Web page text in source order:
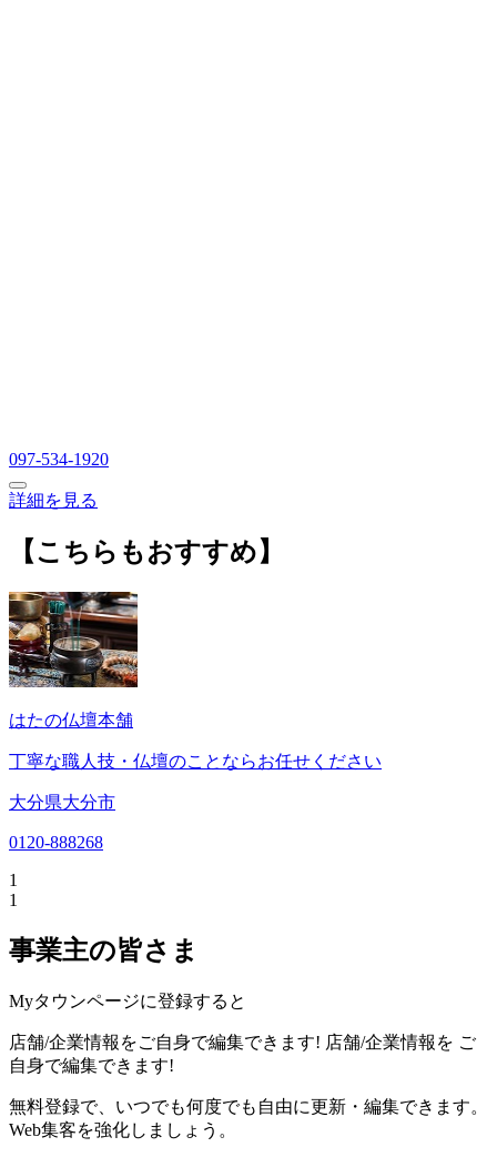
097-534-1920
詳細を見る
【こちらもおすすめ】
はたの仏壇本舗
丁寧な職人技・仏壇のことならお任せください
大分県大分市
0120-888268
1
1
事業主の皆さま
Myタウンページに登録すると
店舗/企業情報をご自身で編集できます! 店舗/企業情報を ご
自身で編集できます!
無料登録で、いつでも何度でも自由に更新・編集できます。
Web集客を強化しましょう。